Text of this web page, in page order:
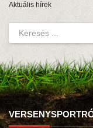
Aktuális hírek